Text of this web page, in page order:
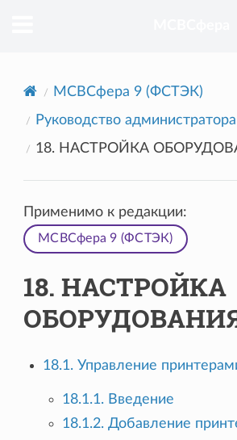
МСВСфера 9 (ФСТЭК)
Руководство администратора
18. НАСТРОЙКА
Применимо к редакции:
МСВСфера 9 (ФСТЭК)
18. НАСТРОЙКА
18.1. Управление
18.1.1. Введение
18.1.2. Добавление